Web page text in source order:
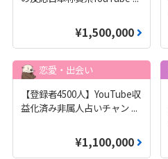
¥1,500,000
恋愛・出会い
【登録者4500人】YouTube収
益化済み非属人占いチャン ...
¥1,100,000